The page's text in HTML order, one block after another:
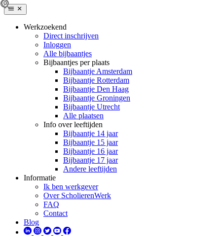
Werkzoekend
Direct inschrijven
Inloggen
Alle bijbaantjes
Bijbaantjes per plaats
Bijbaantje Amsterdam
Bijbaantje Rotterdam
Bijbaantje Den Haag
Bijbaantje Groningen
Bijbaantje Utrecht
Alle plaatsen
Info over leeftijden
Bijbaantje 14 jaar
Bijbaantje 15 jaar
Bijbaantje 16 jaar
Bijbaantje 17 jaar
Andere leeftijden
Informatie
Ik ben werkgever
Over ScholierenWerk
FAQ
Contact
Blog